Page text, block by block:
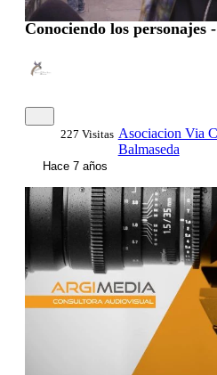
Conociendo los personajes
227 Visitas Asociacion Via
Balmaseda
Hace 7 años
0:00:06